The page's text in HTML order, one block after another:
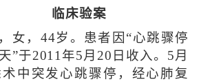
临床验案
，44岁。患者因“心跳骤停
”于2011年5月20日收入。5月
中突发心跳骤停，经心肺复